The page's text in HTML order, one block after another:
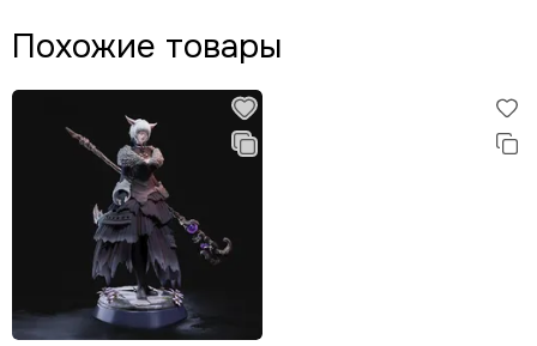
Похожие товары